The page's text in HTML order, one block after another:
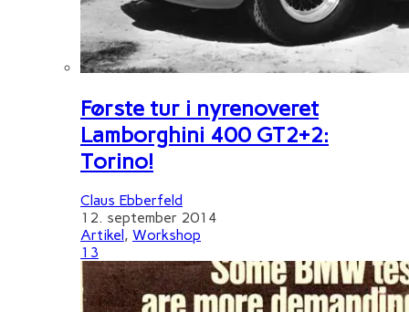
Første tur i nyrenoveret
Lamborghini 400 GT2+2:
Torino!
Claus Ebberfeld
12. september 2014
Artikel , Workshop
13